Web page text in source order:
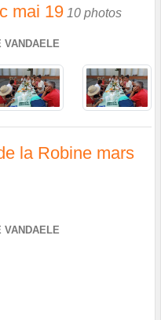
mai 19 10 photos
VANDAELE
la Robine mars
VANDAELE